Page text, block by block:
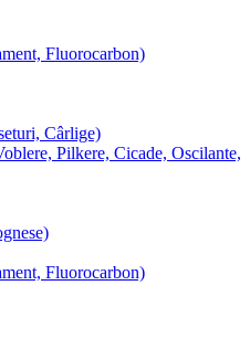
Fluorocarbon)
Cârlige)
Pilkere, Cicade, Oscilante,
Fluorocarbon)